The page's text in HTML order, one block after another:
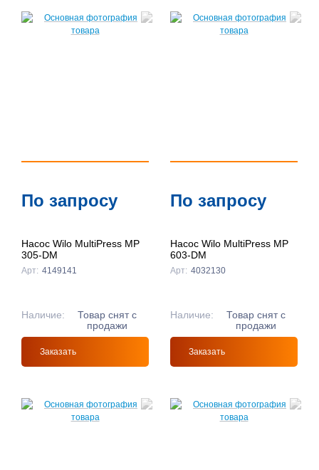
По запросу
Насос Wilo MultiPress MP
305-DM
Арт: 4149141
Наличие:
Товар снят с
продажи
Заказать
По запросу
Насос Wilo MultiPress MP
603-DM
Арт: 4032130
Наличие:
Товар снят с
продажи
Заказать